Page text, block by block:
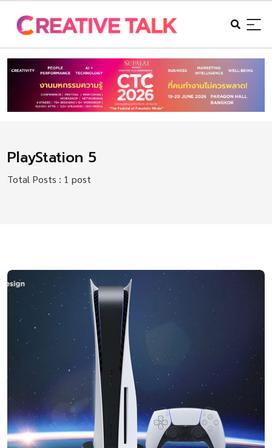
PlayStation 5
Total Posts : 1 post